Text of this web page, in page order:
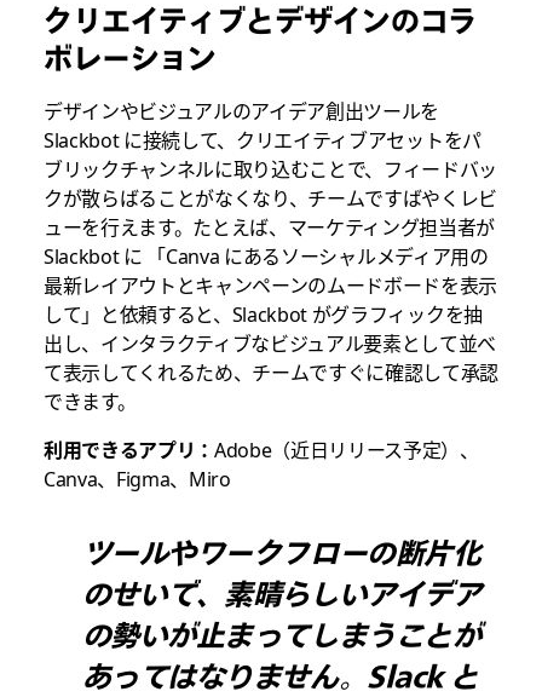
クリエイティブとデザインのコラ
ボレーション
デザインやビジュアルのアイデア創出ツールを
Slackbot に接続して、クリエイティブアセットをパ
ブリックチャンネルに取り込むことで、フィードバッ
クが散らばることがなくなり、チームですばやくレビ
ューを行えます。たとえば、マーケティング担当者が
Slackbot に
「Canva にあるソーシャルメディア用の
最新レイアウトとキャンペーンのムードボードを表示
して」 と依頼すると、Slackbot がグラフィックを抽
出し、インタラクティブなビジュアル要素として並べ
て表示してくれるため、チームですぐに確認して承認
できます。
利用できるアプリ： Adobe（近日リリース予定）、
Canva、Figma、Miro
ツールやワークフローの断片化
のせいで、素晴らしいアイデア
の勢いが止まってしまうことが
あってはなりません。Slack と